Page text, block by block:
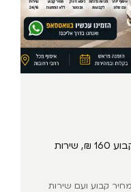
מונית לנתב״ג מרחובות – מחיר קבוע 160 ₪, שירות
קבוע ועם שירות